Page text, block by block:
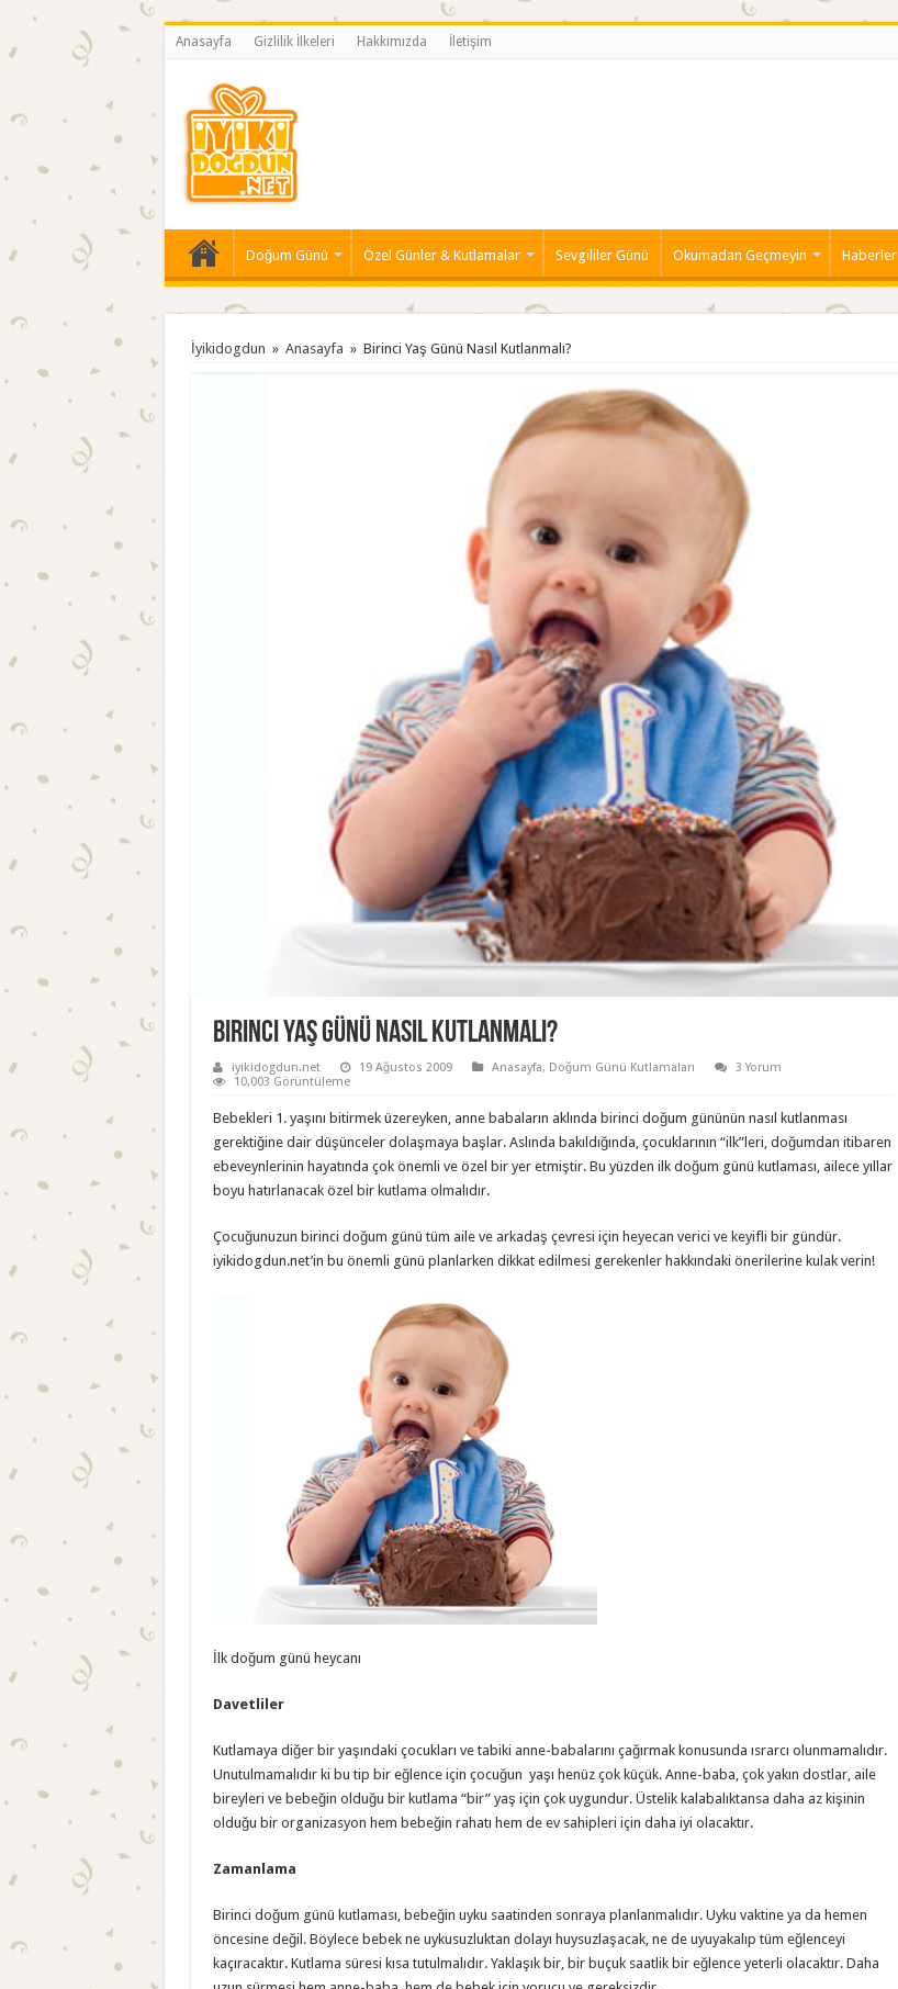
Anasayfa Gizlilik İlkeleri Hakkımızda İletişim
Doğum Günü Özel Günler & Kutlamalar Sevgililer Günü Okumadan Geçmeyin Haberler
İyikidogdun » Anasayfa » Birinci Yaş Günü Nasıl Kutlanmalı?
Birinci Yaş Günü Nasıl Kutlanmalı?
iyikidogdun.net 19 Ağustos 2009 Anasayfa, Doğum Günü Kutlamaları
3 Yorum
10,003 Görüntüleme
Bebekleri 1. yaşını bitirmek üzereyken, anne babaların aklında birinci doğum gününün nasıl kutlanması
gerektiğine dair düşünceler dolaşmaya başlar. Aslında bakıldığında, çocuklarının “ilk”leri, doğumdan itibaren
ebeveynlerinin hayatında çok önemli ve özel bir yer etmiştir. Bu yüzden ilk doğum günü kutlaması, ailece yıllar
boyu hatırlanacak özel bir kutlama olmalıdır.
Çocuğunuzun birinci doğum günü tüm aile ve arkadaş çevresi için heyecan verici ve keyifli bir gündür.
iyikidogdun.net’in bu önemli günü planlarken dikkat edilmesi gerekenler hakkındaki önerilerine kulak verin!
İlk doğum günü heycanı
Davetliler
Kutlamaya diğer bir yaşındaki çocukları ve tabiki anne-babalarını çağırmak konusunda ısrarcı olunmamalıdır.
Unutulmamalıdır ki bu tip bir eğlence için çocuğun yaşı henüz çok küçük. Anne-baba, çok yakın dostlar, aile
bireyleri ve bebeğin olduğu bir kutlama “bir” yaş için çok uygundur. Üstelik kalabalıktansa daha az kişinin
olduğu bir organizasyon hem bebeğin rahatı hem de ev sahipleri için daha iyi olacaktır.
Zamanlama
Birinci doğum günü kutlaması, bebeğin uyku saatinden sonraya planlanmalıdır. Uyku vaktine ya da hemen
öncesine değil. Böylece bebek ne uykusuzluktan dolayı huysuzlaşacak, ne de uyuyakalıp tüm eğlenceyi
kaçıracaktır. Kutlama süresi kısa tutulmalıdır. Yaklaşık bir, bir buçuk saatlik bir eğlence yeterli olacaktır. Daha